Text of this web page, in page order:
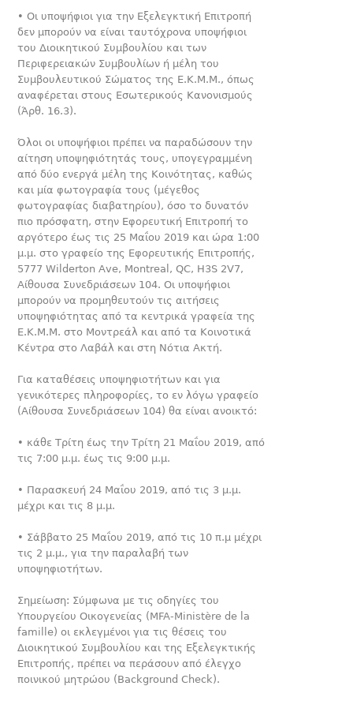
• Οι υποψήφιοι για την Εξελεγκτική Επιτροπή
δεν μπορούν να είναι ταυτόχρονα υποψήφιοι
του Διοικητικού Συμβουλίου και των
Περιφερειακών Συμβουλίων ή μέλη του
Συμβουλευτικού Σώματος της Ε.Κ.Μ.Μ., όπως
αναφέρεται στους Εσωτερικούς Κανονισμούς
(Άρθ. 16.3).
Όλοι οι υποψήφιοι πρέπει να παραδώσουν την
αίτηση υποψηφιότητάς τους, υπογεγραμμένη
από δύο ενεργά μέλη της Κοινότητας, καθώς
και μία φωτογραφία τους (μέγεθος
φωτογραφίας διαβατηρίου), όσο το δυνατόν
πιο πρόσφατη, στην Εφορευτική Επιτροπή το
αργότερο έως τις 25 Μαΐου 2019 και ώρα 1:00
μ.μ. στo γραφείo της Εφορευτικής Επιτροπής,
5777 Wilderton Αve, Montreal, QC, H3S 2V7,
Aίθουσα Συνεδριάσεων 104. Οι υποψήφιοι
μπορούν να προμηθευτούν τις αιτήσεις
υποψηφιότητας από τα κεντρικά γραφεία της
Ε.Κ.Μ.Μ. στο Μοντρεάλ και από τα Κοινοτικά
Κέντρα στο Λαβάλ και στη Νότια Ακτή.
Για καταθέσεις υποψηφιοτήτων και για
γενικότερες πληροφορίες, το εν λόγω γραφείο
(Αίθουσα Συνεδριάσεων 104) θα είναι ανοικτό:
• κάθε Τρίτη έως την Τρίτη 21 Μαΐου 2019, από
τις 7:00 μ.μ. έως τις 9:00 μ.μ.
• Παρασκευή 24 Μαΐου 2019, από τις 3 μ.μ.
μέχρι και τις 8 μ.μ.
• Σάββατο 25 Μαΐου 2019, από τις 10 π.μ μέχρι
τις 2 μ.μ., για την παραλαβή των
υποψηφιοτήτων.
Σημείωση: Σύμφωνα με τις οδηγίες του
Υπουργείου Οικογενείας (MFA-Ministère de la
famille) οι εκλεγμένοι για τις θέσεις του
Διοικητικού Συμβουλίου και της Εξελεγκτικής
Επιτροπής, πρέπει να περάσουν από έλεγχο
ποινικού μητρώου (Background Check).